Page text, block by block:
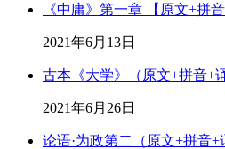
《中庸》第一章 【原文+拼
2021年6月13日
古本《大学》（原文+拼音+
2021年6月26日
论语·为政第二（原文+拼音+